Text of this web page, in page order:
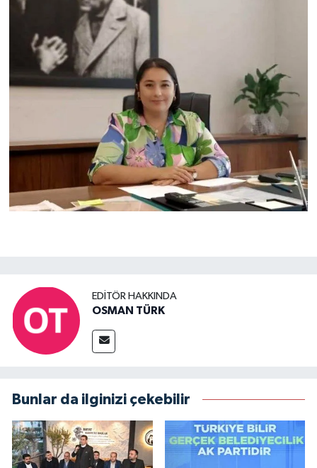
EDITÖR HAKKINDA
OSMAN TÜRK
Bunlar da ilginizi çekebilir